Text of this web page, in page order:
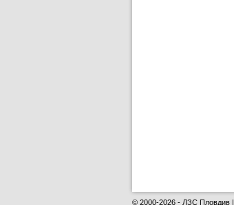
© 2000-2026 - ЛЗС Пловдив |